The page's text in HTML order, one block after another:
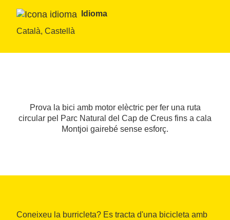
Idioma
Català, Castellà
Prova la bici amb motor elèctric per fer una ruta
circular pel Parc Natural del Cap de Creus fins a cala
Montjoi gairebé sense esforç.
Coneixeu la burricleta? Es tracta d'una bicicleta amb